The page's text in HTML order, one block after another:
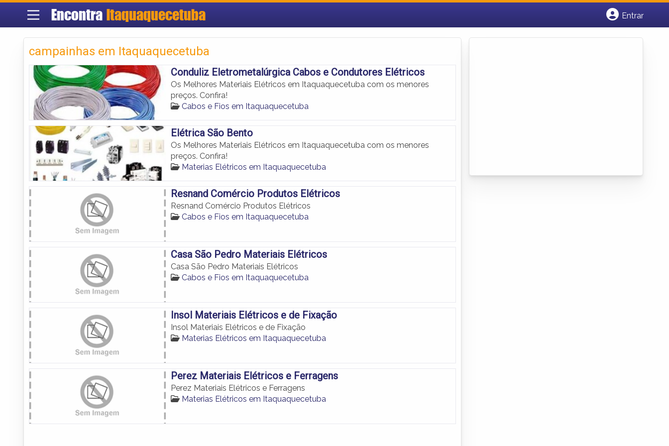
EncontraItaquaquecetuba
Entrar
campainhas em Itaquaquecetuba
Conduliz Eletrometalúrgica Cabos e Condutores Elétricos
Os Melhores Materiais Elétricos em Itaquaquecetuba com os menores
preços. Confira!
Cabos e Fios em Itaquaquecetuba
Elétrica São Bento
Os Melhores Materiais Elétricos em Itaquaquecetuba com os menores
preços. Confira!
Materias Elétricos em Itaquaquecetuba
Resnand Comércio Produtos Elétricos
Resnand Comércio Produtos Elétricos
Cabos e Fios em Itaquaquecetuba
Casa São Pedro Materiais Elétricos
Casa São Pedro Materiais Elétricos
Cabos e Fios em Itaquaquecetuba
Insol Materiais Elétricos e de Fixação
Insol Materiais Elétricos e de Fixação
Materias Elétricos em Itaquaquecetuba
Perez Materiais Elétricos e Ferragens
Perez Materiais Elétricos e Ferragens
Materias Elétricos em Itaquaquecetuba